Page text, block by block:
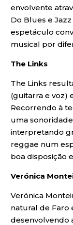
envolvente
Do Blues e Jazz
espetáculo
musical por
The Links
The Links
(guitarra e voz)
Recorrendo à
uma
interpretando
reggae num
boa disposição
Verónica
Verónica
natural de Faro
desenvolvendo